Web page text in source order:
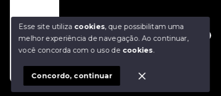
Regularize seu imóvel!
© Copyright 2026 - Nova Aliança Assessoria Imobiliária
SITE PARA IMOBILIARIA
Olá! Estamos disponíveis para te ajudar.
Esse site utiliza cookies, que possibilitam uma
melhor experiência de navegação.Ao continuar,
você concorda com o uso de cookies.
Concordo, continuar